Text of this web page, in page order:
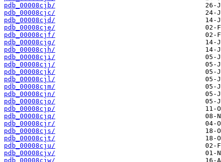
pdb_00008cjb/
pdb_00008cjc/
pdb_00008cjd/
pdb_00008cje/
pdb_00008cjf/
pdb_00008cjg/
pdb_00008cjh/
pdb_00008cji/
pdb_00008cjj/
pdb_00008cjk/
pdb_00008cjl/
pdb_00008cjm/
pdb_00008cjn/
pdb_00008cjo/
pdb_00008cjp/
pdb_00008cjq/
pdb_00008cjr/
pdb_00008cjs/
pdb_00008cjt/
pdb_00008cju/
pdb_00008cjv/
pdb_00008cjw/